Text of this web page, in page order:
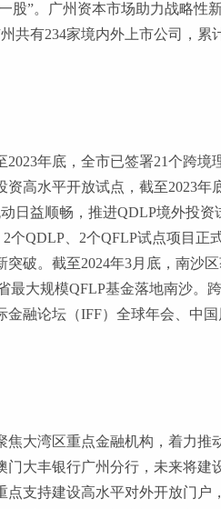
股”。广州资本市场助力战略性
共有234家境内外上市公司，累
2023年底，全市已签署21个跨境
高水平开放试点，截至2023年
日益顺畅，推进QDLP境外投资
个QDLP、2个QFLP试点项目正
破。截至2024年3月底，南沙
最大规模QFLP基金落地南沙。
融论坛（IFF）全球年会、中
大湾区重点金融机构，着力推
大丰银行广州分行，未来将建
支持建设高水平对外开放门户